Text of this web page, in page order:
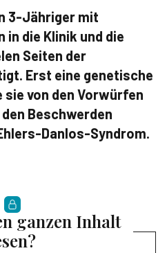
3-Jähriger mit
in die Klinik und die
Seiten der
Erst eine genetische
von den Vorwürfen
Beschwerden
Danlos-Syndrom.
ganzen Inhalt